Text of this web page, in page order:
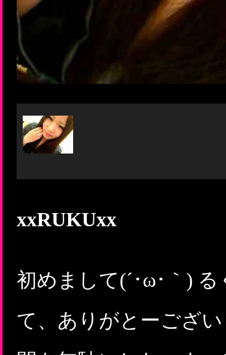
xxRUKUxx
初めまして(´･ω･｀)
て、ありがとーござ